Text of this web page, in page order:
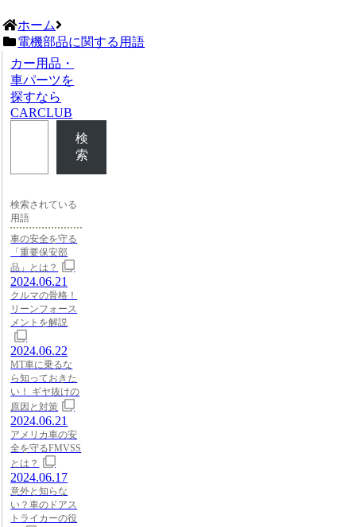
ホーム
電機部品に関する用語
カー用品・
車パーツを
探すなら
CARCLUB
検
索
検索されている
用語
車の安全を守る
「重要保安部
品」とは？
2024.06.21
クルマの骨格！
リーンフォース
メントを解説
2024.06.22
MT車に乗るな
ら知っておきた
い！ ギヤ抜けの
原因と対策
2024.06.21
アメリカ車の安
全を守るFMVSS
とは？
2024.06.17
意外と知らな
い？車のドアス
トライカーの役